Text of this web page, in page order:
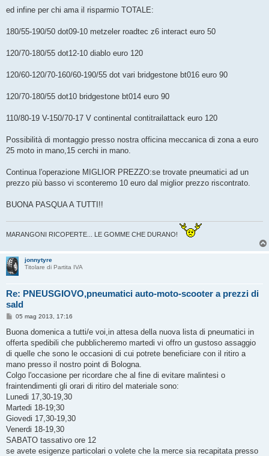
ed infine per chi ama il risparmio TOTALE:
180/55-190/50 dot09-10 metzeler roadtec z6 interact euro 50
120/70-180/55 dot12-10 diablo euro 120
120/60-120/70-160/60-190/55 dot vari bridgestone bt016 euro 90
120/70-180/55 dot10 bridgestone bt014 euro 90
110/80-19 V-150/70-17 V continental contitrailattack euro 120
Possibilità di montaggio presso nostra officina meccanica di zona a euro
25 moto in mano,15 cerchi in mano.
Continua l'operazione MIGLIOR PREZZO:se trovate pneumatici ad un
prezzo più basso vi sconteremo 10 euro dal miglior prezzo riscontrato.
BUONA PASQUA A TUTTI!!
MARANGONI RICOPERTE... LE GOMME CHE DURANO!
jonnytyre
Titolare di Partita IVA
Re: PNEUSGIOVO,pneumatici auto-moto-scooter a prezzi di
sald
M
s
a
g
i
o
05 mag 2013, 17:16
Buona domenica a tutti/e voi,in attesa della nuova lista di pneumatici in
offerta spedibili che pubblicheremo martedi vi offro un gustoso assaggio
di quelle che sono le occasioni di cui potrete beneficiare con il ritiro a
mano presso il nostro point di Bologna.
Colgo l'occasione per ricordare che al fine di evitare malintesi o
fraintendimenti gli orari di ritiro del materiale sono:
Lunedi 17,30-19,30
Martedi 18-19;30
Giovedi 17,30-19,30
Venerdi 18-19,30
SABATO tassativo ore 12
se avete esigenze particolari o volete che la merce sia recapitata presso